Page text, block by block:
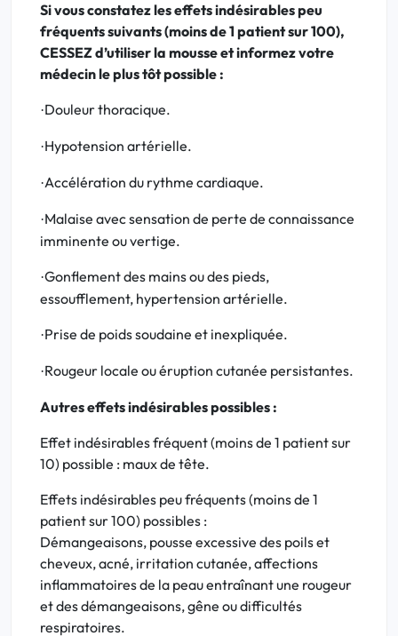
Si vous constatez les effets indésirables peu
fréquents suivants (moins de 1 patient sur 100),
CESSEZ d’utiliser la mousse et informez votre
médecin le plus tôt possible :
·Douleur thoracique.
·Hypotension artérielle.
·Accélération du rythme cardiaque.
·Malaise avec sensation de perte de connaissance
imminente ou vertige.
·Gonflement des mains ou des pieds,
essoufflement, hypertension artérielle.
·Prise de poids soudaine et inexpliquée.
·Rougeur locale ou éruption cutanée persistantes.
Autres effets indésirables possibles :
Effet indésirables fréquent (moins de 1 patient sur
10) possible : maux de tête.
Effets indésirables peu fréquents (moins de 1
patient sur 100) possibles :
Démangeaisons, pousse excessive des poils et
cheveux, acné, irritation cutanée, affections
inflammatoires de la peau entraînant une rougeur
et des démangeaisons, gêne ou difficultés
respiratoires.